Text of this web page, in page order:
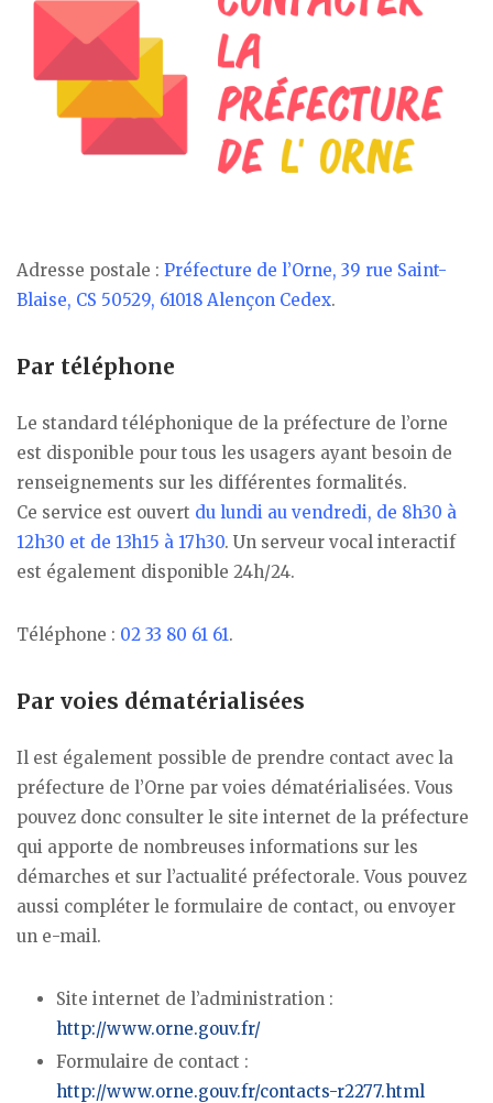
Adresse postale : Préfecture de l’Orne, 39 rue Saint-
Blaise, CS 50529, 61018 Alençon Cedex.
Par téléphone
Le standard téléphonique de la préfecture de l’orne
est disponible pour tous les usagers ayant besoin de
renseignements sur les différentes formalités.
Ce service est ouvert du lundi au vendredi, de 8h30 à
12h30 et de 13h15 à 17h30. Un serveur vocal interactif
est également disponible 24h/24.
Téléphone : 02 33 80 61 61.
Par voies dématérialisées
Il est également possible de prendre contact avec la
préfecture de l’Orne par voies dématérialisées. Vous
pouvez donc consulter le site internet de la préfecture
qui apporte de nombreuses informations sur les
démarches et sur l’actualité préfectorale. Vous pouvez
aussi compléter le formulaire de contact, ou envoyer
un e-mail.
Site internet de l’administration :
http://www.orne.gouv.fr/
Formulaire de contact :
http://www.orne.gouv.fr/contacts-r2277.html